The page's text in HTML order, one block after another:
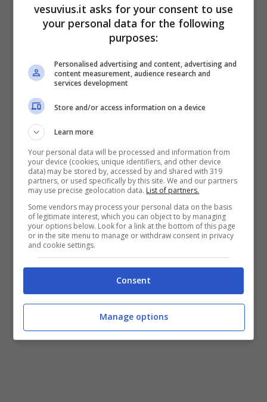
questo reato, le indagini hanno portato alla luce
una cinquantina di casi: soltanto per qualcuno
di questi le vittime avevano presentato
Oltre alle ottanta ordinanze di custodia
state applicate anche misure di sicurezza
: sotto sequestro sono finite quote
vesuvius.it asks for your consent to use
your personal data for the following
purposes:
Personalised advertising and content, advertising and
content measurement, audience research and
services development
Store and/or access information on a device
Learn more
Your personal data will be processed and information from
your device (cookies, unique identifiers, and other device
data) may be stored by, accessed by and shared with 319
partners, or used specifically by this site. We and our partners
may use precise geolocation data. List of partners.
Some vendors may process your personal data on the basis
of legitimate interest, which you can object to by managing
your options below. Look for a link at the bottom of this page
or in the site menu to manage or withdraw consent in privacy
and cookie settings.
Consent
Manage options